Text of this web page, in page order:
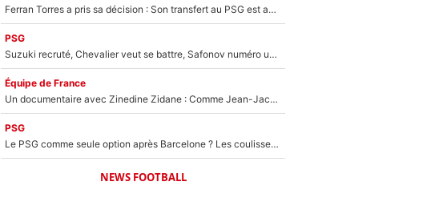
Ferran Torres a pris sa décision : Son transfert au PSG est annoncé en Espagne !
PSG
Suzuki recruté, Chevalier veut se battre, Safonov numéro un… Le PSG se lance encore dans un gros chantier pour le poste de gardien de but
Équipe de France
Un documentaire avec Zinedine Zidane : Comme Jean-Jacques Goldman et Mylène Farmer, le nouveau sélectionneur de l'équipe de France a recalé une journaliste très connue
PSG
Le PSG comme seule option après Barcelone ? Les coulisses de la signature historique de Lionel Messi sont révélées au grand jour !
NEWS FOOTBALL